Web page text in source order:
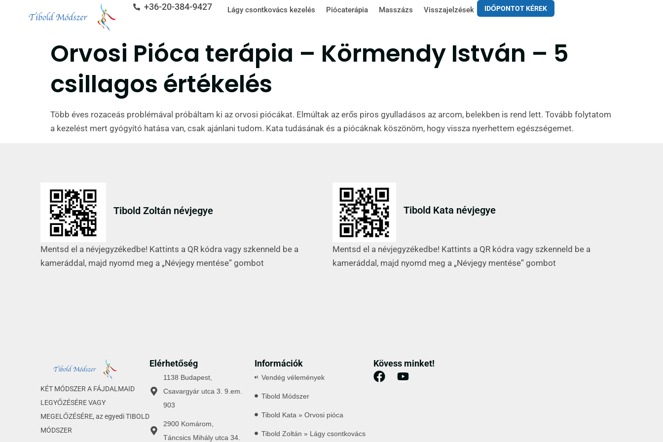
+36-20-384-9427 Lágy csontkovács kezelés Piócaterápia Masszázs Visszajelzések IDŐPONTOT KÉREK
Orvosi Pióca terápia – Körmendy István – 5
csillagos értékelés
Több éves rozaceás problémával próbáltam ki az orvosi piócákat. Elmúltak az erős piros gyulladásos az arcom, belekben is rend lett. Tovább folytatom
a kezelést mert gyógyító hatása van, csak ajánlani tudom. Kata tudásának és a piócáknak köszönöm, hogy vissza nyerhettem egészségemet.
Tibold Zoltán névjegye
Mentsd el a névjegyzékedbe! Kattints a QR kódra vagy szkenneld be a
kameráddal, majd nyomd meg a „Névjegy mentése” gombot
Tibold Kata névjegye
Mentsd el a névjegyzékedbe! Kattints a QR kódra vagy szkenneld be a
kameráddal, majd nyomd meg a „Névjegy mentése” gombot
KÉT MÓDSZER A FÁJDALMAID
LEGYŐZÉSÉRE VAGY
MEGELŐZÉSÉRE, az egyedi TIBOLD
MÓDSZER
Elérhetőség
1138 Budapest,
Csavargyár utca 3. 9.em.
903
2900 Komárom,
Táncsics Mihály utca 34.
Információk
Vendég vélemények
Tibold Módszer
Tibold Kata » Orvosi pióca
Tibold Zoltán » Lágy csontkovács
Kövess minket!